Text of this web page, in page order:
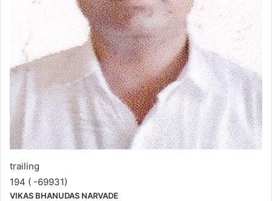
trailing
194 ( -69931)
VIKAS BHANUDAS NARVADE